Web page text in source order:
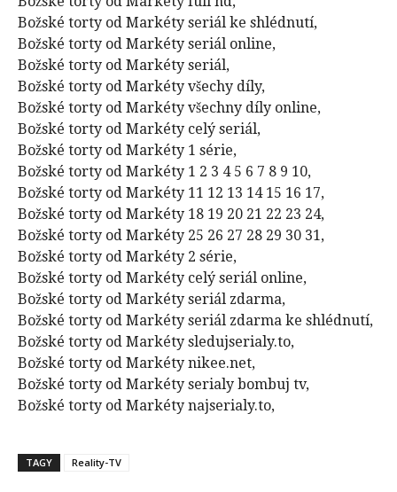
Božské torty od Markéty seriál ke shlédnutí,
Božské torty od Markéty seriál online,
Božské torty od Markéty seriál,
Božské torty od Markéty všechy díly,
Božské torty od Markéty všechny díly online,
Božské torty od Markéty celý seriál,
Božské torty od Markéty 1 série,
Božské torty od Markéty 1 2 3 4 5 6 7 8 9 10,
Božské torty od Markéty 11 12 13 14 15 16 17,
Božské torty od Markéty 18 19 20 21 22 23 24,
Božské torty od Markéty 25 26 27 28 29 30 31,
Božské torty od Markéty 2 série,
Božské torty od Markéty celý seriál online,
Božské torty od Markéty seriál zdarma,
Božské torty od Markéty seriál zdarma ke shlédnutí,
Božské torty od Markéty sledujserialy.to,
Božské torty od Markéty nikee.net,
Božské torty od Markéty serialy bombuj tv,
Božské torty od Markéty najserialy.to,
TAGY Reality-TV